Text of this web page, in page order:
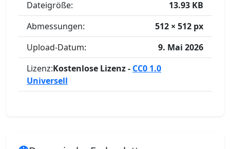
Dateigröße:
13.93 KB
Abmessungen:
512 × 512 px
Upload-Datum:
9. Mai 2026
Lizenz:Kostenlose Lizenz - CC0 1.0
Universell